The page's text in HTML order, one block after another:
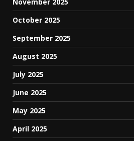
October 2025
September 2025
August 2025
July 2025
June 2025
May 2025
April 2025